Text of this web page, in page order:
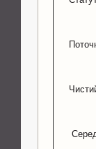
Чистий